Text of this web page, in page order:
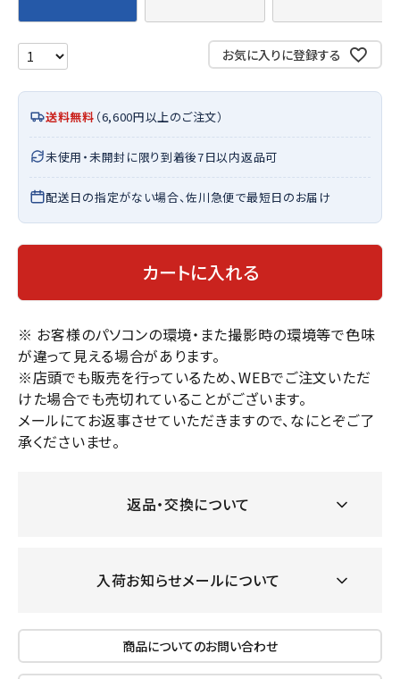
お気に入りに登録する
送料無料 （6,600円以上のご注文）
未使用・未開封に限り到着後7日以内返品可
配送日の指定がない場合、佐川急便で最短日のお届け
カートに入れる
※ お客様のパソコンの環境・また撮影時の環境等で色味
が違って見える場合があります。
※店頭でも販売を行っているため、WEBでご注文いただ
けた場合でも売切れていることがございます。
メールにてお返事させていただきますので、なにとぞご了
承くださいませ。
返品・交換について
入荷お知らせメールについて
商品についてのお問い合わせ